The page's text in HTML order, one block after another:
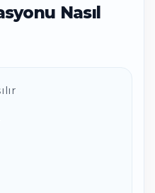
Nasıl